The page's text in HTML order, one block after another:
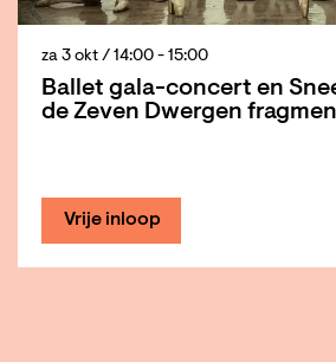
Ballet gala-concert en
de Zeven Dwergen
za 3 okt / 14:00 - 15:00
Vrije inloop